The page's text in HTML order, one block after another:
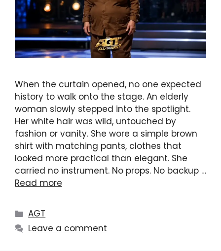
When the curtain opened, no one expected
history to walk onto the stage. An elderly
woman slowly stepped into the spotlight.
Her white hair was wild, untouched by
fashion or vanity. She wore a simple brown
shirt with matching pants, clothes that
looked more practical than elegant. She
carried no instrument. No props. No backup …
Read more
Categories
AGT
Leave a comment